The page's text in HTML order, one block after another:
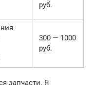
руб.
300 — 1000
руб.
запчасти. Я